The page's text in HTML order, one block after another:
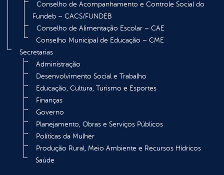
Conselho de Acompanhamento e Controle Social do
Fundeb – CACS/FUNDEB
Conselho de Alimentação Escolar – CAE
Conselho Municipal de Educação – CME
Secretarias
Administração
Desenvolvimento Social e Trabalho
Educação, Cultura, Turismo e Esportes
Finanças
Governo
Planejamento, Obras e Serviços Públicos
Políticas da Mulher
Produção Rural, Meio Ambiente e Recursos Hídricos
Saúde